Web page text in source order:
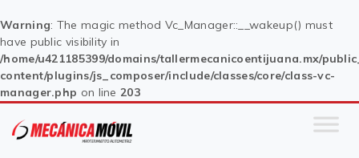
Warning: The magic method Vc_Manager::__wakeup() must
have public visibility in
/home/u421185399/domains/tallermecanicoentijuana.mx/
content/plugins/js_composer/include/classes/core/class-vc-
manager.php on line 203